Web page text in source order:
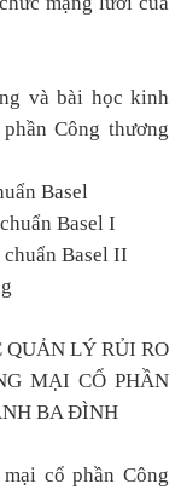
và bài học kinh
Công thương
Basel
Basel I
Basel II
QUẢN LÝ RỦI RO
MẠI CỔ PHẦN
BA ĐÌNH
cổ phần Công